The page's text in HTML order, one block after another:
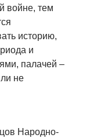
войне, тем
историю,
и
палачей –
не
Народно-